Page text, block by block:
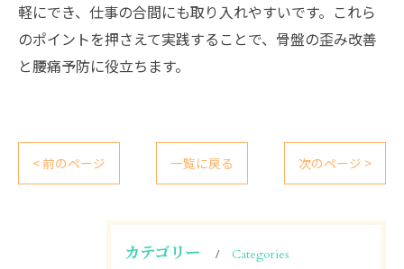
軽にでき、仕事の合間にも取り入れやすいです。これら
のポイントを押さえて実践することで、骨盤の歪み改善
と腰痛予防に役立ちます。
< 前のページ 一覧に戻る 次のページ >
カテゴリー Categories